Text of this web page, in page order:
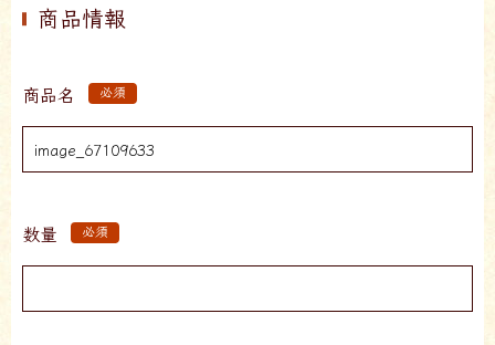
商品情報
商品名 必須
数量 必須